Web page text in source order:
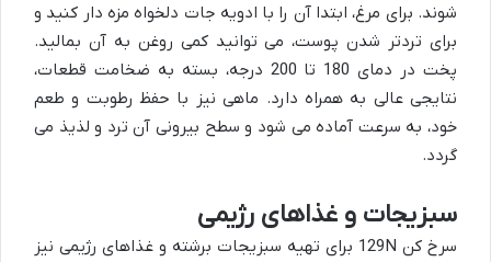
شوند. برای مرغ، ابتدا آن را با ادویه جات دلخواه مزه دار کنید و
برای تردتر شدن پوست، می توانید کمی روغن به آن بمالید.
پخت در دمای 180 تا 200 درجه، بسته به ضخامت قطعات،
نتایجی عالی به همراه دارد. ماهی نیز با حفظ رطوبت و طعم
خود، به سرعت آماده می شود و سطح بیرونی آن ترد و لذیذ می
گردد.
سبزیجات و غذاهای رژیمی
سرخ کن 129N برای تهیه سبزیجات برشته و غذاهای رژیمی نیز